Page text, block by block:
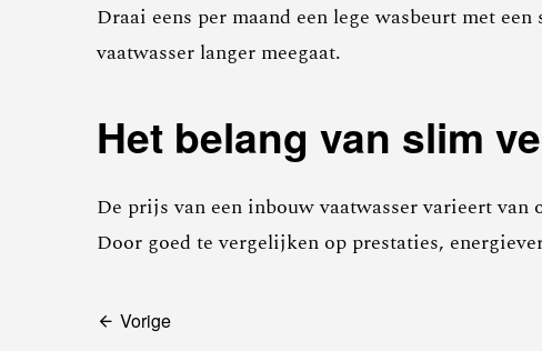
Draai eens per maand een lege wasbeurt met
vaatwasser langer meegaat.
Het belang van slim
De prijs van een inbouw vaatwasser varieert van
Door goed te vergelijken op prestaties,
Bericht
Vorige